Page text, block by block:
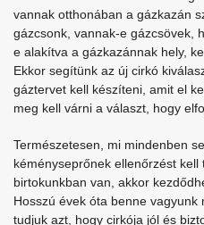
vannak otthonában a gázkazán
gázcsonk, vannak-e gázcsövek,
e alakítva a gázkazánnak hely,
Ekkor segítünk az új cirkó
gáztervet kell készíteni, amit el
meg kell várni a választ, hogy
Természetesen, mi mindenben
kéményseprőnek ellenőrzést
birtokunkban van, akkor
Hosszú évek óta benne
tudjuk azt, hogy cirkója jól és